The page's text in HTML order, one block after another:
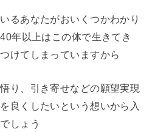
るあなたがおいくつかわかり
年以上はこの体で生きてき
けてしまっていますから
り、引き寄せなどの願望実現
良くしたいという想いから入
しょう